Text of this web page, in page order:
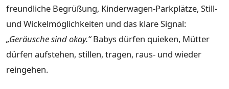
freundliche Begrüßung, Kinderwagen-Parkplätze, Still-
und Wickelmöglichkeiten und das klare Signal:
„Geräusche sind okay.“Babys dürfen quieken, Mütter
dürfen aufstehen, stillen, tragen, raus- und wieder
reingehen.